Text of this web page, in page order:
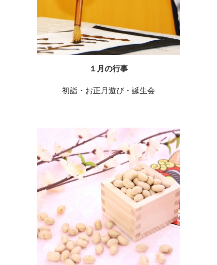
１月の行事
初詣・お正月遊び・誕生会